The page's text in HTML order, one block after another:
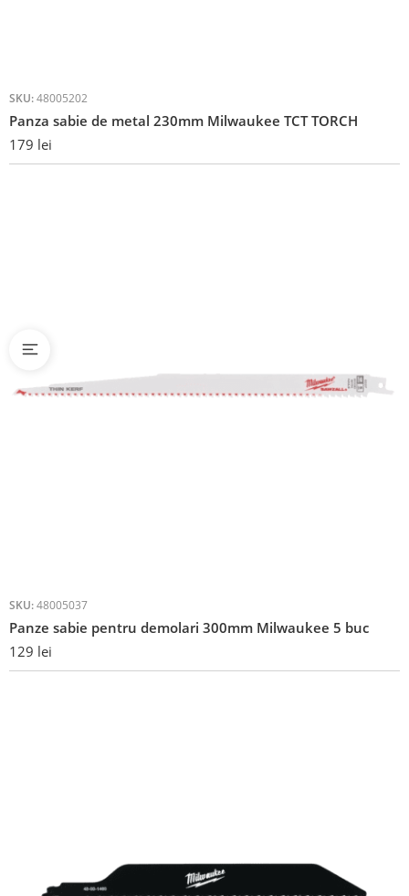
SKU: 48005202
Panza sabie de metal 230mm Milwaukee TCT TORCH
179 lei
SKU: 48005037
Panze sabie pentru demolari 300mm Milwaukee 5 buc
129 lei